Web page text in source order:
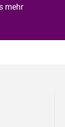
mehr